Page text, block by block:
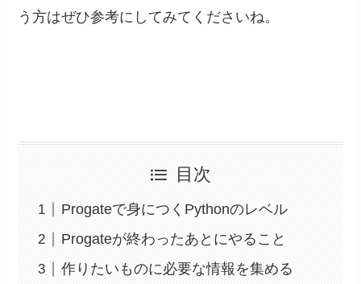
う方はぜひ参考にしてみてくださいね。
目次
Progateで身につくPythonのレベル
Progateが終わったあとにやること
作りたいものに必要な情報を集める